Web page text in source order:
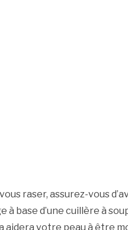
raser, assurez-vous
à base d’une cuillère à
aidera votre peau à être